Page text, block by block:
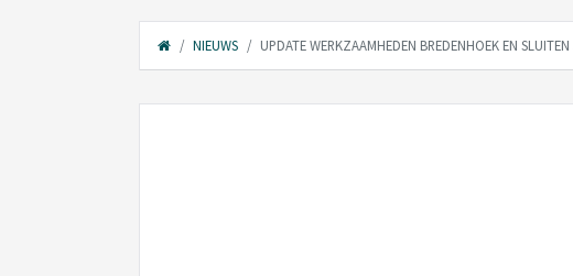
NIEUWS UPDATE WERKZAAMHEDEN BREDENHOEK EN